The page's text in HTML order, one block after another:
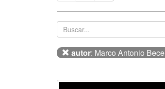
autor: Marco Antonio